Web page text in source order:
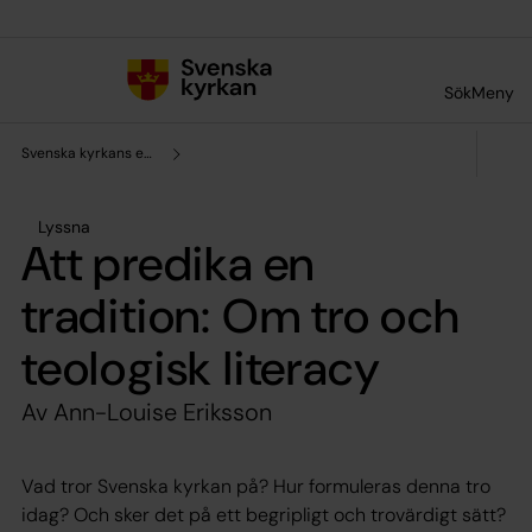
SökMeny
Svenska kyrkans enhet för forskning och analys
Lyssna
Att predika en
tradition: Om tro och
teologisk literacy
Av Ann-Louise Eriksson
Vad tror Svenska kyrkan på? Hur formuleras denna tro
idag? Och sker det på ett begripligt och trovärdigt sätt?